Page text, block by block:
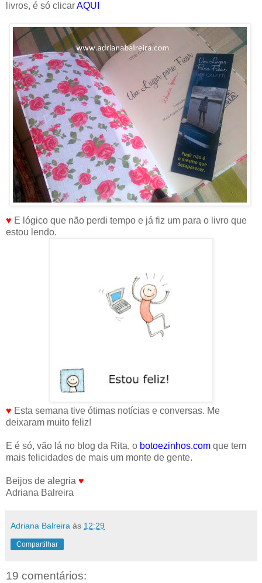
livros, é só clicarAQUI
♥ E lógico que não perdi tempo e já fiz um para o livro que
estou lendo.
♥ Esta semana tive ótimas notícias e conversas. Me
deixaram muito feliz!
E é só, vão lá no blog da Rita, o botoezinhos.com que tem
mais felicidades de mais um monte de gente.
Beijos de alegria ♥
Adriana Balreira
Adriana Balreira às 12:29
Compartilhar
19 comentários: